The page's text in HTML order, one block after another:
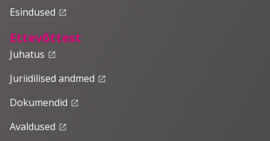
Esindused launch
Ettevõttest
Juhatus launch
Juriidilised andmed launch
Dokumendid launch
Avaldused launch